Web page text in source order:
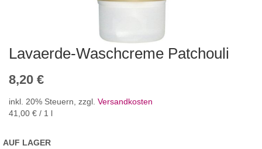
Lavaerde-Waschcreme Patchouli
8,20 €
inkl. 20% Steuern, zzgl. Versandkosten
41,00 € / 1 l
AUF LAGER